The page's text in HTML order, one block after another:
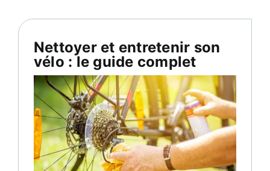
Nettoyer et entretenir son
vélo : le guide complet